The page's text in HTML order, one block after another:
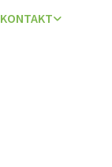
KONTAKT